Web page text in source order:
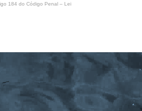
184 do Código Penal – Lei